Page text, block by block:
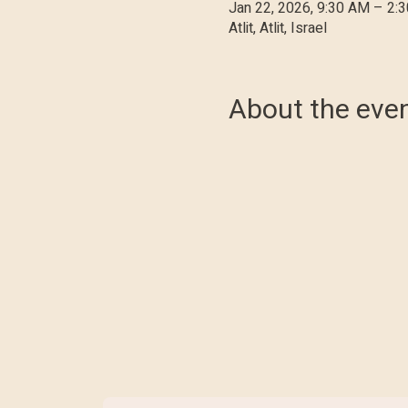
Jan 22, 2026, 9:30 AM –
Atlit, Atlit, Israel
About the